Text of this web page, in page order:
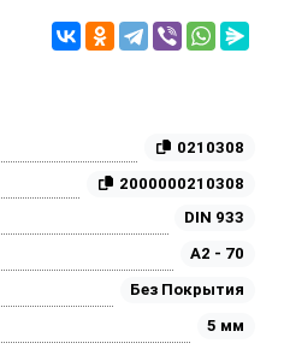
0210308
2000000210308
DIN 933
A2 - 70
Без Покрытия
5 мм